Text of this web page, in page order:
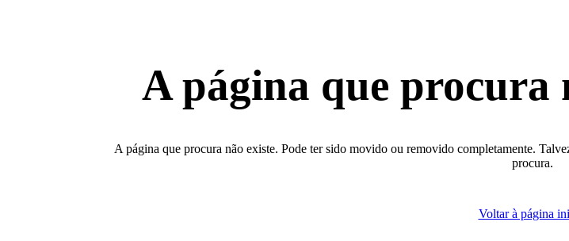
A página que procura
A página que procura não existe. Pode ter sido movido ou removido completamente.
procura.
Voltar à página